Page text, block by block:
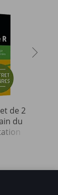
de 2
du